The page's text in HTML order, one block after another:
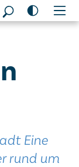
Eine
rund um